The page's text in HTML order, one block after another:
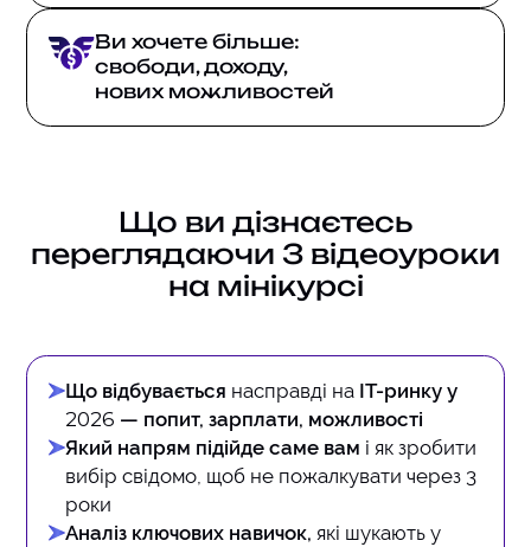
Ви хочете більше:
свободи, доходу,
нових можливостей
Що ви дізнаєтесь
переглядаючи 3 відеоуроки
на мінікурсі
Що відбувається насправді на ІТ-ринку у
2026 — попит, зарплати, можливості
Який напрям підійде саме вам і як зробити
вибір свідомо, щоб не пожалкувати через 3
роки
Аналіз ключових навичок, які шукають у